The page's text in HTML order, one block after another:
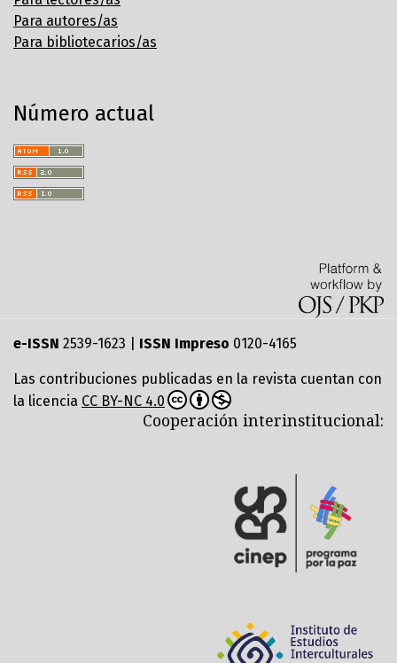
Para autores/as
Para bibliotecarios/as
Número actual
e-ISSN 2539-1623 | ISSN Impreso 0120-4165
Las contribuciones publicadas en la revista cuentan con
la licencia CC BY-NC 4.0
Cooperación interinstitucional: